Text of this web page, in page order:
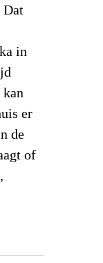
Dat
in
kan
er
de
of